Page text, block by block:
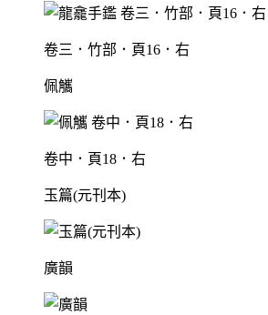
卷三．竹部．頁16．右
佩觿
卷中．頁18．右
玉篇(元刊本)
廣韻